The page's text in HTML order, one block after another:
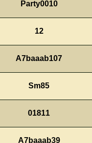
Party0010
A7baaab107
A7baaab39